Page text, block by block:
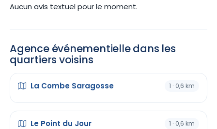
Aucun avis textuel pour le moment.
Agence événementielle dans les
quartiers voisins
La Combe Saragosse 1 · 0,6 km
Le Point du Jour 1 · 0,6 km